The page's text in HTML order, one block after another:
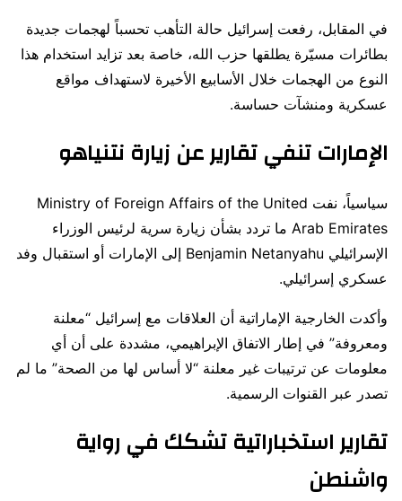
في المقابل، رفعت إسرائيل حالة التأهب تحسباً لهجمات جديدة
بطائرات مسيّرة يطلقها حزب الله، خاصة بعد تزايد استخدام هذا
النوع من الهجمات خلال الأسابيع الأخيرة لاستهداف مواقع
عسكرية ومنشآت حساسة.
الإمارات تنفي تقارير عن زيارة نتنياهو
سياسياً، نفت Ministry of Foreign Affairs of the United
Arab Emirates ما تردد بشأن زيارة سرية لرئيس الوزراء
الإسرائيلي Benjamin Netanyahu إلى الإمارات أو استقبال وفد
عسكري إسرائيلي.
وأكدت الخارجية الإماراتية أن العلاقات مع إسرائيل “معلنة
ومعروفة” في إطار الاتفاق الإبراهيمي، مشددة على أن أي
معلومات عن ترتيبات غير معلنة “لا أساس لها من الصحة” ما لم
تصدر عبر القنوات الرسمية.
تقارير استخباراتية تشكك في رواية
واشنطن